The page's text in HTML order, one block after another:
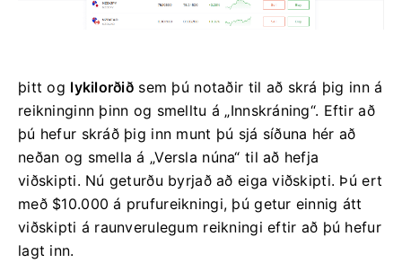
þittog lykilorðið sem þú notaðir til að skrá þig inn á
reikninginn þinn og smelltu á „Innskráning“. Eftir að
þú hefur skráð þig inn munt þú sjá síðuna hér að
neðan og smella á „Versla núna“ til að hefja
viðskipti. Nú geturðu byrjað að eiga viðskipti. Þú ert
með $10.000 á prufureikningi, þú getur einnig átt
viðskipti á raunverulegum reikningi eftir að þú hefur
lagt inn.